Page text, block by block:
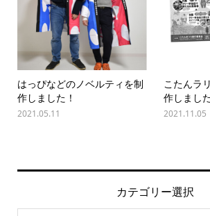
はっぴなどのノベルティを制
作しました！
2021.05.11
こたんラ
作しまし
2021.11.05
カテゴリー選択